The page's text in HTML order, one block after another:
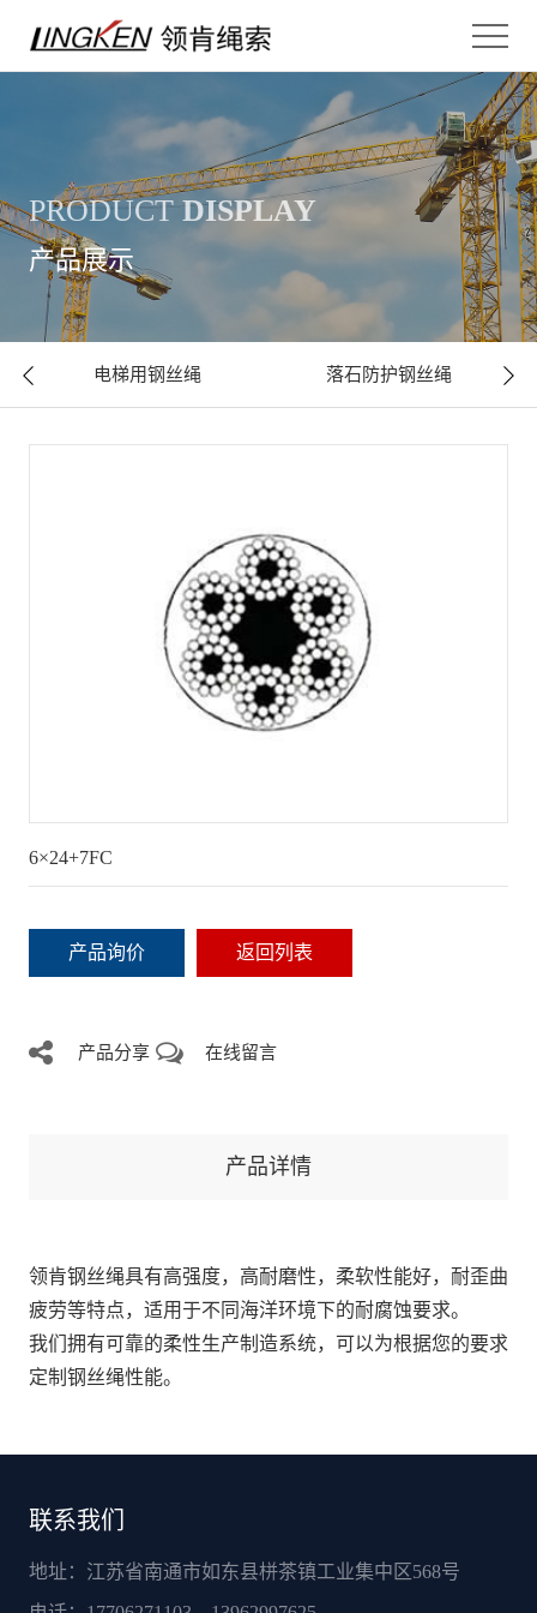
PRODUCT DISPLAY
产品展示
电梯用钢丝绳 落石防护钢丝绳
6×24+7FC
产品询价 返回列表
产品分享 在线留言
产品详情
领肯钢丝绳具有高强度，高耐磨性，柔软性能好，耐歪曲
疲劳等特点，适用于不同海洋环境下的耐腐蚀要求。
我们拥有可靠的柔性生产制造系统，可以为根据您的要求
定制钢丝绳性能。
联系我们
地址：江苏省南通市如东县栟茶镇工业集中区568号